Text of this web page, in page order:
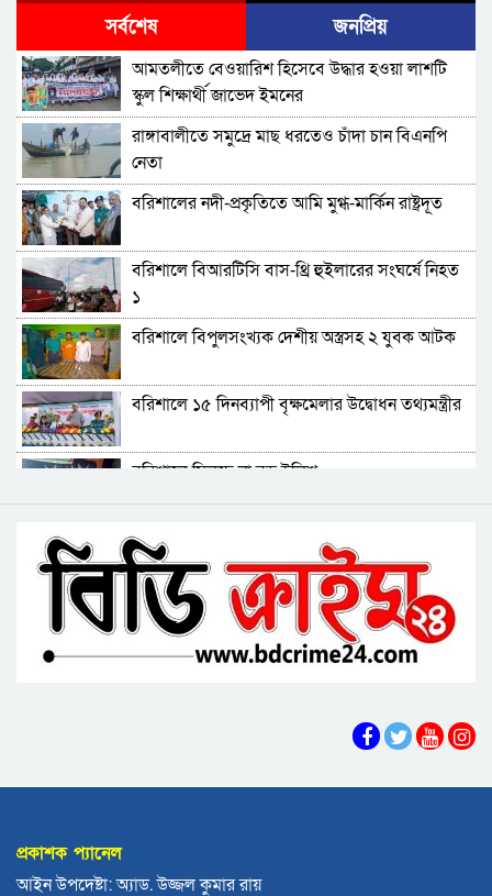
বিএনপি নেতাকর্মীদের ‘খাই খাই’ বন্ধের আহ্বান এমপি
জামালের
বরিশালে খাদ্যবান্ধব কর্মসূচির তালিকায় বিএনপি
নেতার স্ত্রীর নাম
বরিশালে পুকুরে ডুবে দেড় বছরের শিশুর মৃত্যু
বঙ্গোপসাগরের এক রূপচাঁদার দাম ৪ হাজার টাকায়
বরিশালে বাল্কহেডের ধাক্কায় সেতু ধস, চলাচল বন্ধ
বিএমপির ২২তম কমিশনার হিসেবে যোগ দিলেন আবু
রায়হান মুহম্মদ সালেহ
বরিশাল থেকে যেন কোনো রোগীকে ঢাকায় যেতে না
হাজার টাকা জরিমানা
সর্বশেষ জনপ্রিয়
আমতলীতে বেওয়ারিশ হিসেবে উদ্ধার হওয়া লাশটি
স্কুল শিক্ষার্থী জাভেদ ইমনের
রাঙ্গাবালীতে সমু‌দ্রে মাছ ধরতেও চাঁদা চান বিএনপি
নেতা
বরিশালের নদী-প্রকৃতিতে আমি মুগ্ধ-মার্কিন রাষ্ট্রদূত
বরিশালে বিআরটিসি বাস-থ্রি হুইলারের সংঘর্ষে নিহত
১
বরিশালে বিপুলসংখ্যক দেশীয় অস্ত্রসহ ২ যুবক আটক
বরিশালে ১৫ দিনব্যাপী বৃক্ষমেলার উদ্বোধন তথ্যমন্ত্রীর
বরিশালে মিলছে না বড় ইলিশ
বিএনপি নেতাকর্মীদের ‘খাই খাই’ বন্ধের আহ্বান এমপি
জামালের
বরিশালে খাদ্যবান্ধব কর্মসূচির তালিকায় বিএনপি
নেতার স্ত্রীর নাম
বঙ্গোপসাগরের এক রূপচাঁদার দাম ৪ হাজার টাকায়
বিএমপির ২২তম কমিশনার হিসেবে যোগ দিলেন আবু
প্রকাশক প্যানেল
আইন উপদেষ্টা: অ্যাড. উজ্জল কুমার রায়